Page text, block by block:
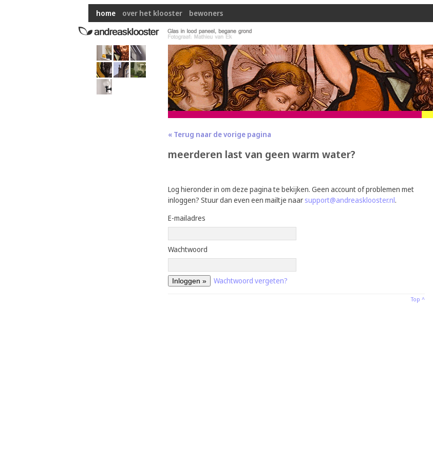
home over het klooster bewoners
« Terug naar de vorige pagina
meerderen last van geen warm water?
Log hieronder in om deze pagina te bekijken. Geen account of problemen met
inloggen? Stuur dan even een mailtje naar support@andreasklooster.nl.
E-mailadres
Wachtwoord
Wachtwoord vergeten?
Top ^